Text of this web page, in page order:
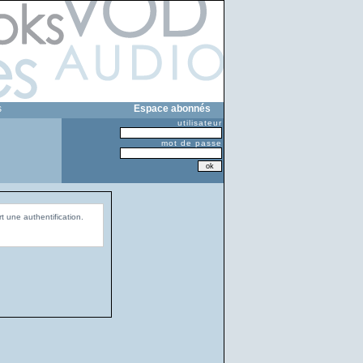
Espace abonnés
utilisateur
mot de passe
une authentification.